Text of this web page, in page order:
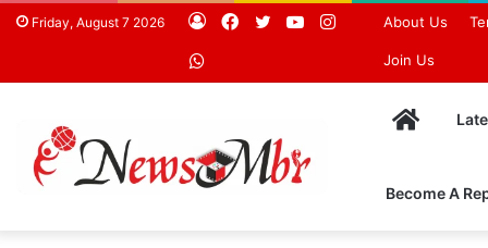
Friday, August 7 2026
LogFacebook
TwitterYouTubeInstagramAbout Us
Join Us
Home
Become A